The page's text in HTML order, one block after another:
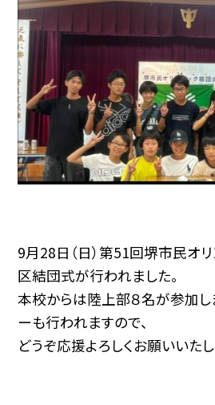
9月28日（日）第51回堺市民オ
区結団式が行われました。
本校からは陸上部８名が参加し
ーも行われますので、
どうぞ応援よろしくお願いいたし